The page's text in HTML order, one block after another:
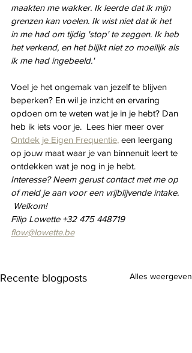
maakten me wakker. Ik leerde dat ik mijn
grenzen kan voelen. Ik wist niet dat ik het
in me had om tijdig 'stop' te zeggen. Ik heb
het verkend, en het blijkt niet zo moeilijk als
ik me had ingebeeld.'
Voel je het ongemak van jezelf te blijven
beperken? En wil je inzicht en ervaring
opdoen om te weten wat je in je hebt? Dan
heb ik iets voor je.  Lees hier meer over
Ontdek je Eigen Frequentie, een leergang
op jouw maat waar je van binnenuit leert te
ontdekken wat je nog in je hebt.
Interesse? Neem gerust contact met me op
of meld je aan voor een vrijblijvende intake.
Welkom!
Filip Lowette +32 475 448719
flow@lowette.be
Recente blogposts Alles weergeven